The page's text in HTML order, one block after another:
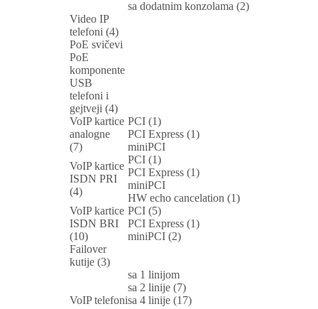
sa dodatnim konzolama (2)
Video IP
telefoni (4)
PoE svičevi
PoE
komponente
USB
telefoni i
gejtveji (4)
VoIP kartice
analogne
(7)
PCI (1)
PCI Express (1)
miniPCI
VoIP kartice
ISDN PRI
(4)
PCI (1)
PCI Express (1)
miniPCI
HW echo cancelation (1)
VoIP kartice
ISDN BRI
(10)
PCI (5)
PCI Express (1)
miniPCI (2)
Failover
kutije (3)
VoIP telefoni
sa 1 linijom
sa 2 linije (7)
sa 4 linije (17)